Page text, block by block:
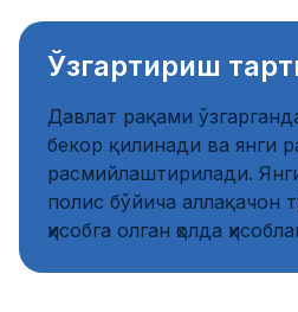
Ўзгартириш
Давлат рақами
бекор қилинади ва янги
расмийлаштирилади.
полис бўйича аллақачон
ҳисобга олган ҳолда